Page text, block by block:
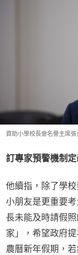
資助小學校長會名譽主席張
訂專家預警機制
他續指，除了學
小朋友是更重要
長未能及時請假
家」，希望政府
農曆新年假期，